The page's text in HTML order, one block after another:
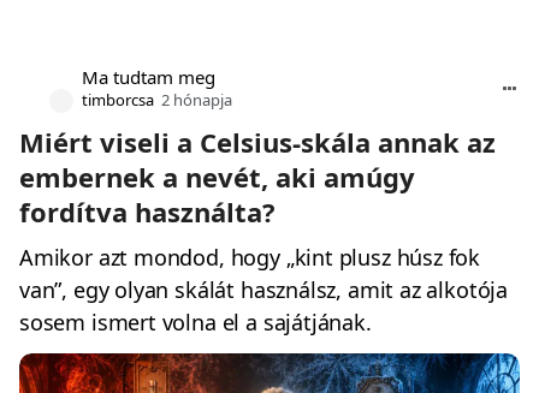
Ma tudtam meg
timborcsa 2 hónapja
Miért viseli a Celsius-skála annak az
embernek a nevét, aki amúgy
fordítva használta?
Amikor azt mondod, hogy „kint plusz húsz fok
van”, egy olyan skálát használsz, amit az alkotója
sosem ismert volna el a sajátjának.